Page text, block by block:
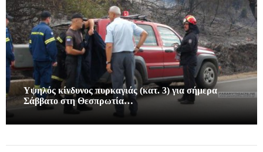
Υψηλός κίνδυνος πυρκαγιάς (κατ. 3) για σήμερα
Σάββατο στη Θεσπρωτία…